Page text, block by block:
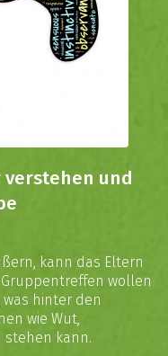
verstehen und
kann das Eltern
wollen
hinter den
wie Wut,
stehen kann.